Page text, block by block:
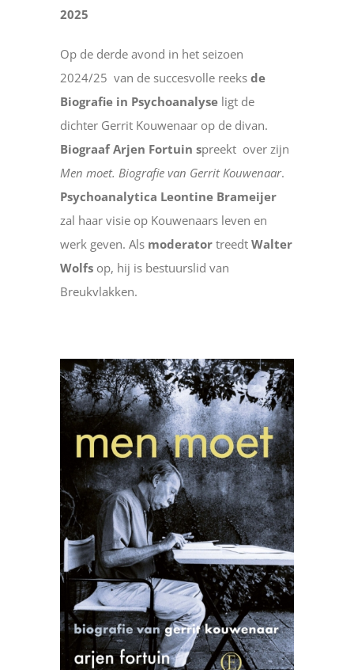
2025
Op de derde avond in het seizoen
2024/25 van de succesvolle reeksde
Biografie in Psychoanalyse ligt de
dichter Gerrit Kouwenaar op de divan.
Biograaf Arjen Fortuin spreekt over zijn
Men moet. Biografie van Gerrit Kouwenaar.
Psychoanalytica Leontine Brameijer
zal haar visie op Kouwenaars leven en
werk geven. Als moderator treedtWalter
Wolfs op, hij is bestuurslid van
Breukvlakken.